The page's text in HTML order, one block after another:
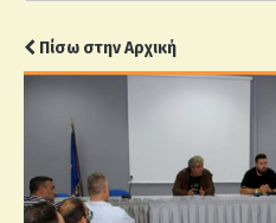
Πίσω στην Αρχική